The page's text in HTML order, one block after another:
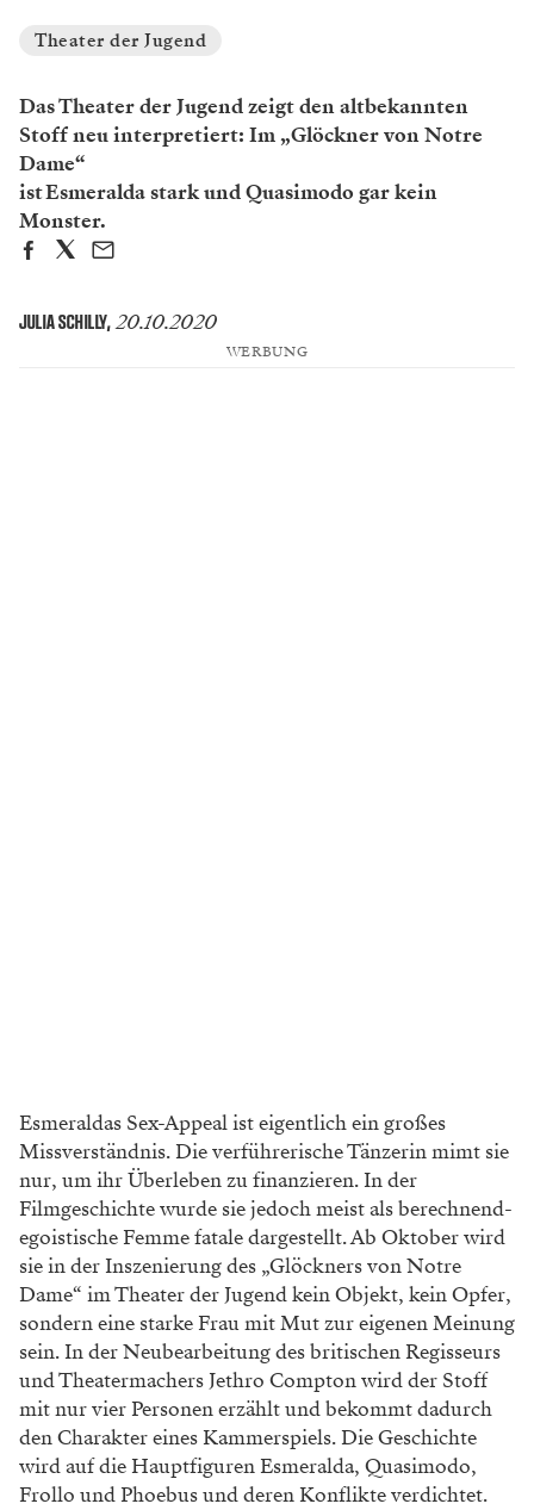
Theater der Jugend
Das Theater der Jugend zeigt den altbekannten
Stoff neu interpretiert: Im „Glöckner von Notre
Dame“
ist Esmeralda stark und Quasimodo gar kein
Monster.
JULIA SCHILLY, 20.10.2020
WERBUNG
Esmeraldas Sex-Appeal ist eigentlich ein großes
Missverständnis. Die verführerische Tänzerin mimt sie
nur, um ihr Überleben zu finanzieren. In der
Filmgeschichte wurde sie jedoch meist als berechnend-
egoistische Femme fatale dargestellt. Ab Oktober wird
sie in der Inszenierung des „Glöckners­ von Notre
Dame“ im Theater der Jugend kein Objekt, kein Opfer,
sondern eine starke Frau mit Mut zur eigenen Meinung
sein. In der Neubearbeitung des britischen Regisseurs
und Theatermachers Jethro Compton wird der Stoff
mit nur vier Personen erzählt und bekommt dadurch
den Charakter eines Kammerspiels. Die Geschichte
wird auf die Hauptfiguren Esmeralda, Quasimodo,
Frollo und Phoebus und deren Konflikte verdichtet.